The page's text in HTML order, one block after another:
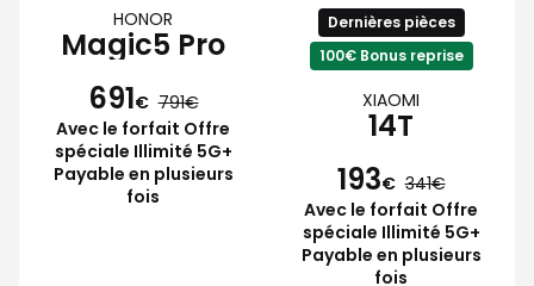
HONOR
Magic5 Pro
691€ 791
Avec le forfait Offre
spéciale Illimité 5G+
Payable en plusieurs
fois
Dernières pièces
100€ Bonus reprise
XIAOMI
14T
193€ 341
Avec le forfait Offre
spéciale Illimité 5G+
Payable en plusieurs
fois